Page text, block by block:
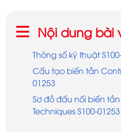
Nội dung bài
Thông số kỹ thuật
Cấu tạo biến tần
01253
Sơ đồ đấu nối biến
Techniques S100-01253